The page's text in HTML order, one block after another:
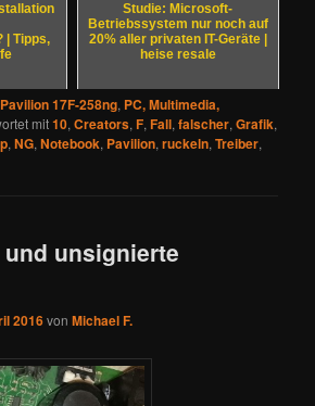
| Tipps,
Studie: Microsoft-
Betriebssystem nur noch auf
20% aller privaten IT-Geräte |
heise resale
17F-258ng, PC, Multimedia,
mit10,Creators,F,Fall,falscher,Grafik,
,NG,Notebook, Pavilion,ruckeln,Treiber,
unsignierte
2016vonMichael F.